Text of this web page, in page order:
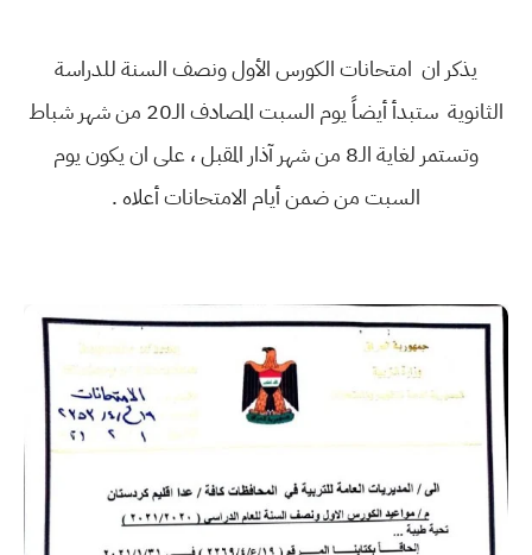
يذكر ان امتحانات الكورس الأول ونصف السنة للدراسة
الثانوية ستبدأ أيضاً يوم السبت المصادف الـ20 من شهر شباط
وتستمر لغاية الـ8 من شهر آذار المقبل ، على ان يكون يوم
السبت من ضمن أيام الامتحانات أعلاه .